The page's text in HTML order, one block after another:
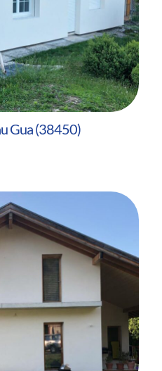
Gua (38450)